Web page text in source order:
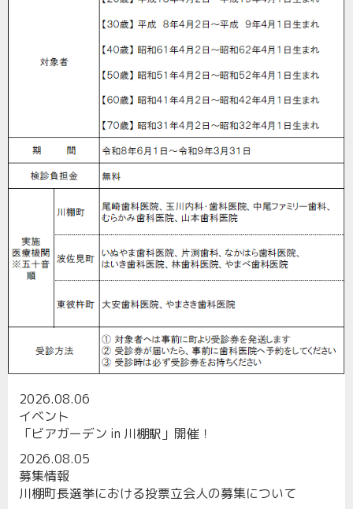
2026.08.06
イベント
「ビアガーデン in 川棚駅」開催！
2026.08.05
募集情報
川棚町長選挙における投票立会人の募集について